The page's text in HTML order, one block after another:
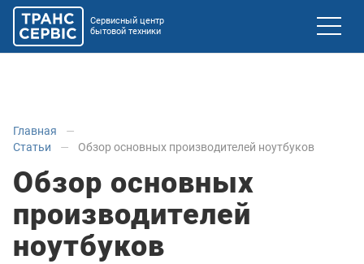
Сервисный центр
бытовой техники
Главная
Статьи
Обзор основных производителей ноутбуков
Обзор основных
производителей
ноутбуков